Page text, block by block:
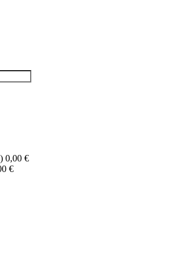
0,00 €
€